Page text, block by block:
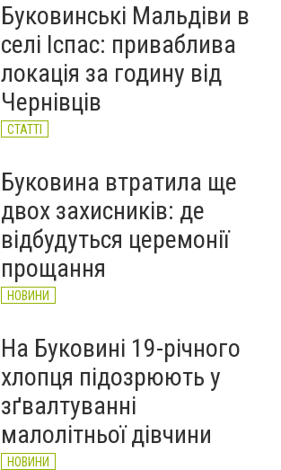
зафіксували новий
історичний температурний
максимум
НОВИНИ
Буковинські Мальдіви в
селі Іспас: приваблива
локація за годину від
Чернівців
СТАТТІ
Буковина втратила ще
двох захисників: де
відбудуться церемонії
прощання
НОВИНИ
На Буковині 19-річного
хлопця підозрюють у
зґвалтуванні
малолітньої дівчини
НОВИНИ